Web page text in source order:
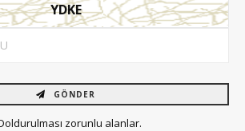
YDKE
GÖNDER
zorunlu alanlar.